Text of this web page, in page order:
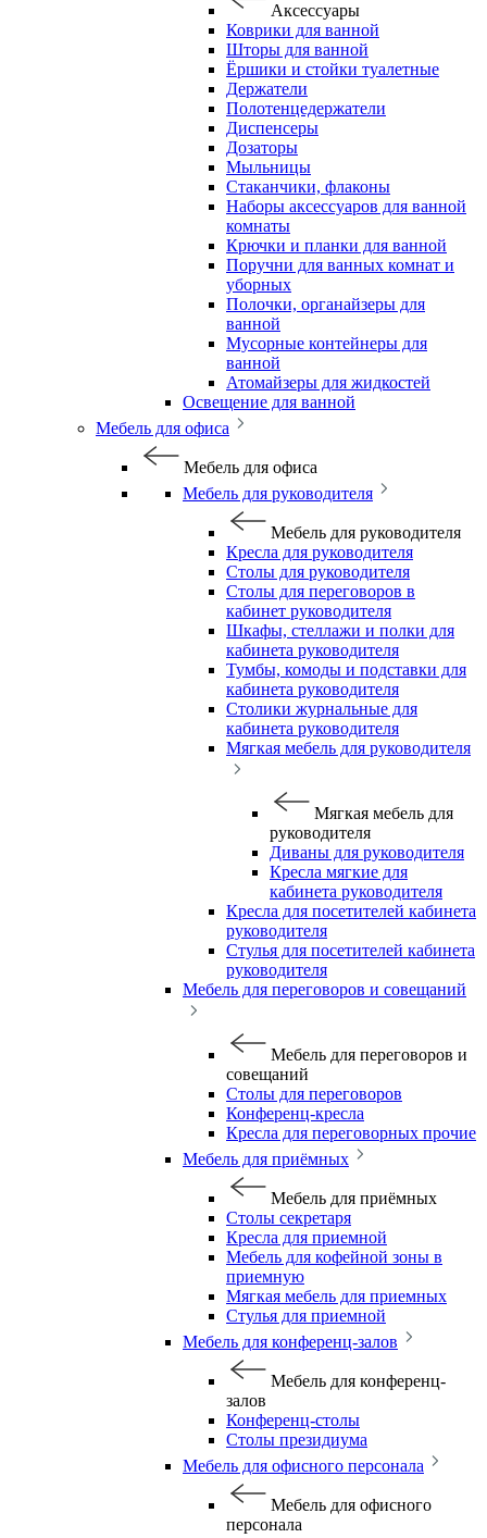
Аксессуары
Коврики для ванной
Шторы для ванной
Ёршики и стойки туалетные
Держатели
Полотенцедержатели
Диспенсеры
Дозаторы
Мыльницы
Стаканчики, флаконы
Наборы аксессуаров для ванной
комнаты
Крючки и планки для ванной
Поручни для ванных комнат и
уборных
Полочки, органайзеры для
ванной
Мусорные контейнеры для
ванной
Атомайзеры для жидкостей
Освещение для ванной
Мебель для офиса
Мебель для офиса
Мебель для руководителя
Мебель для руководителя
Кресла для руководителя
Столы для руководителя
Столы для переговоров в
кабинет руководителя
Шкафы, стеллажи и полки для
кабинета руководителя
Тумбы, комоды и подставки для
кабинета руководителя
Столики журнальные для
кабинета руководителя
Мягкая мебель для руководителя
Мягкая мебель для
руководителя
Диваны для руководителя
Кресла мягкие для
кабинета руководителя
Кресла для посетителей кабинета
руководителя
Стулья для посетителей кабинета
руководителя
Мебель для переговоров и совещаний
Мебель для переговоров и
совещаний
Столы для переговоров
Конференц-кресла
Кресла для переговорных прочие
Мебель для приёмных
Мебель для приёмных
Столы секретаря
Кресла для приемной
Мебель для кофейной зоны в
приемную
Мягкая мебель для приемных
Стулья для приемной
Мебель для конференц-залов
Мебель для конференц-
залов
Конференц-столы
Столы президиума
Мебель для офисного персонала
Мебель для офисного
персонала